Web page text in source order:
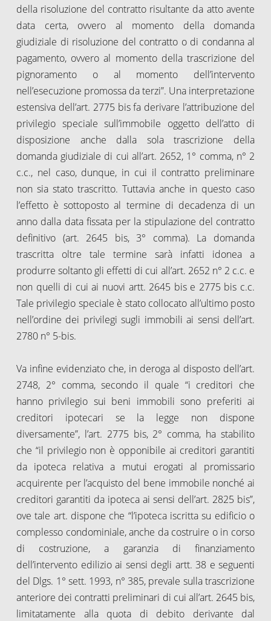
della risoluzione del contratto risultante da atto avente
data certa, ovvero al momento della domanda
giudiziale di risoluzione del contratto o di condanna al
pagamento, ovvero al momento della trascrizione del
pignoramento o al momento dell’intervento
nell’esecuzione promossa da terzi”. Una interpretazione
estensiva dell’art. 2775 bis fa derivare l’attribuzione del
privilegio speciale sull’immobile oggetto dell’atto di
disposizione anche dalla sola trascrizione della
domanda giudiziale di cui all’art. 2652, 1° comma, n° 2
c.c., nel caso, dunque, in cui il contratto preliminare
non sia stato trascritto. Tuttavia anche in questo caso
l’effetto è sottoposto al termine di decadenza di un
anno dalla data fissata per la stipulazione del contratto
definitivo (art. 2645 bis, 3° comma). La domanda
trascritta oltre tale termine sarà infatti idonea a
produrre soltanto gli effetti di cui all’art. 2652 n° 2 c.c. e
non quelli di cui ai nuovi artt. 2645 bis e 2775 bis c.c.
Tale privilegio speciale è stato collocato all’ultimo posto
nell’ordine dei privilegi sugli immobili ai sensi dell’art.
2780 n° 5-bis.
Va infine evidenziato che, in deroga al disposto dell’art.
2748, 2° comma, secondo il quale “i creditori che
hanno privilegio sui beni immobili sono preferiti ai
creditori ipotecari se la legge non dispone
diversamente”, l’art. 2775 bis, 2° comma, ha stabilito
che “il privilegio non è opponibile ai creditori garantiti
da ipoteca relativa a mutui erogati al promissario
acquirente per l’acquisto del bene immobile nonché ai
creditori garantiti da ipoteca ai sensi dell’art. 2825 bis”,
ove tale art. dispone che “l’ipoteca iscritta su edificio o
complesso condominiale, anche da costruire o in corso
di costruzione, a garanzia di finanziamento
dell’intervento edilizio ai sensi degli artt. 38 e seguenti
del Dlgs. 1° sett. 1993, n° 385, prevale sulla trascrizione
anteriore dei contratti preliminari di cui all’art. 2645 bis,
limitatamente alla quota di debito derivante dal